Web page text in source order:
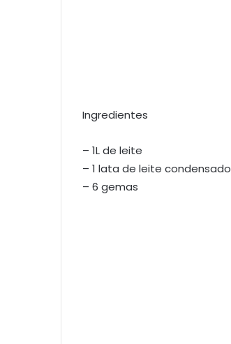
Ingredientes
– 1L de leite
– 1 lata de leite condensado
– 6 gemas